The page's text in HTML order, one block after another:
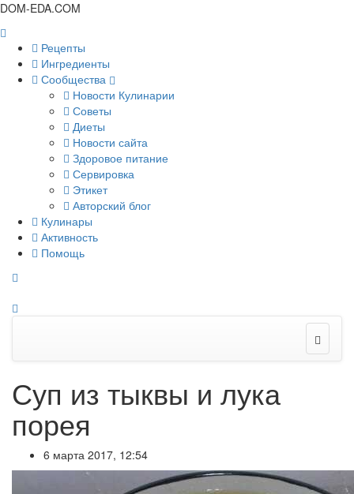
DOM-EDA.COM
Рецепты
Ингредиенты
Сообщества
Новости Кулинарии
Советы
Диеты
Новости сайта
Здоровое питание
Сервировка
Этикет
Авторский блог
Кулинары
Активность
Помощь
Суп из тыквы и лука
порея
6 марта 2017, 12:54